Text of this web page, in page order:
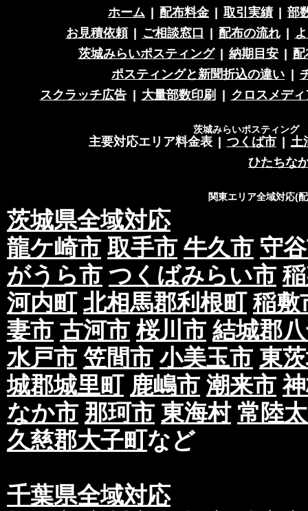
ホーム 配布料金 取引実績
部
お見積依頼
ご相談窓口 配布の流れ
茨城みらいポスティング
納期目安
ポスティングと新聞折込の違い
スクラッチ広告
大量部数印刷 クロスメディ
茨城みらいポスティング
主要対応エリア料金表 つくば市
土
ひたちな
関東エリア全域対応(
茨城県全域対応
龍ケ崎市 取手市 牛久市 守
がうら市 つくばみらい市
河内町 北相馬郡利根町 稲敷
妻市 古河市 桜川市 結城郡
水戸市 笠間市 小美玉市 東
城郡城里町 鹿嶋市 潮来市
なか市 那珂市 東海村 常陸
久慈郡大子町など
千葉県全域対応